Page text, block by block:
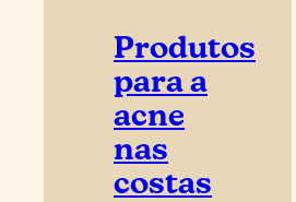
Produtos
para a
acne
nas
costas